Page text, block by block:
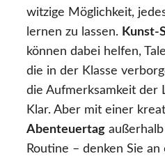
witzige Möglichkeit,
lernen zu lassen. Kunst-
können dabei helfen,
die in der Klasse
die Aufmerksamkeit der
Klar. Aber mit einer
Abenteuertag
Routine – denken Sie an